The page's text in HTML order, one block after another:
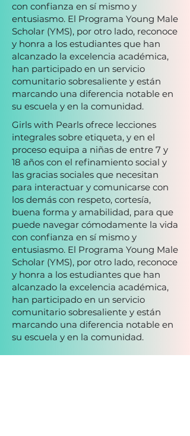
con confianza en sí mismo y
entusiasmo. El Programa Young Male
Scholar (YMS), por otro lado, reconoce
y honra a los estudiantes que han
alcanzado la excelencia académica,
han participado en un servicio
comunitario sobresaliente y están
marcando una diferencia notable en
su escuela y en la comunidad.
Girls with Pearls ofrece lecciones
integrales sobre etiqueta, y en el
proceso equipa a niñas de entre 7 y
18 años con el refinamiento social y
las gracias sociales que necesitan
para interactuar y comunicarse con
los demás con respeto, cortesía,
buena forma y amabilidad, para que
puede navegar cómodamente la vida
con confianza en sí mismo y
entusiasmo. El Programa Young Male
Scholar (YMS), por otro lado, reconoce
y honra a los estudiantes que han
alcanzado la excelencia académica,
han participado en un servicio
comunitario sobresaliente y están
marcando una diferencia notable en
su escuela y en la comunidad.